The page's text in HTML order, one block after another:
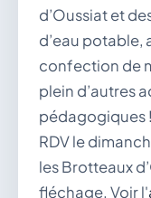
d’Oussiat et
d’eau
confection de
plein d’autres
pédagogiques !
RDV le
les Brotteaux
fléchage. Voir l'